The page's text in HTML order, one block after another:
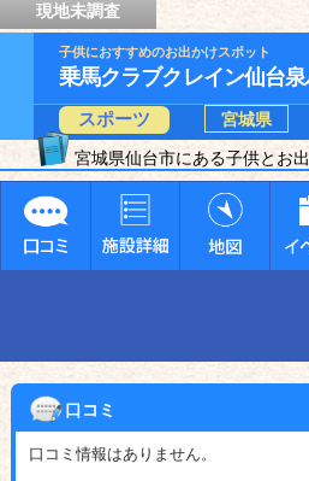
現地未調査
子供におすすめのお出かけスポット
乗馬クラブクレイン仙台
スポーツ
宮城県
宮城県仙台市にある子供とお
口コミ
口コミ情報はありません。